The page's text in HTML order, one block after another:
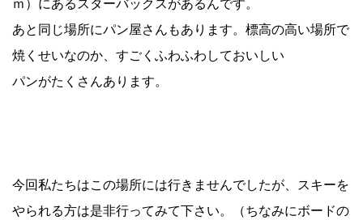
ｍ）にあるスターバックスがあるんです。
あと同じ場所にパン屋さんもあります。標高の高い場所で
焼くせいなのか、すごくふわふわしておいしい
パンがたくさんあります。
今回私たちはこの場所には行きませんでしたが、スキーを
やられる方は是非行ってみて下さい。（ちなみにボードの